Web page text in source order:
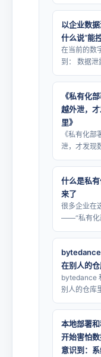
以企业数
什么说“能
在当前的数
到： 数据泄
《私有化
越外泄，
里》
《私有化
泄，才发现
什么是私
来了
很多企业在
——“私有化
bytedance
在别人的仓
bytedance
别人的仓库
本地部署
开始害怕
意识到：